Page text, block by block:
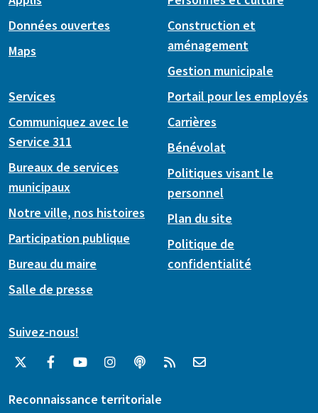
Données ouvertes
Maps
Construction et
aménagement
Gestion municipale
Services
Communiquez avec le
Service 311
Bureaux de services
municipaux
Notre ville, nos histoires
Participation publique
Bureau du maire
Salle de presse
Portail pour les employés
Carrières
Bénévolat
Politiques visant le
personnel
Plan du site
Politique de
confidentialité
Suivez-nous!
Reconnaissance territoriale